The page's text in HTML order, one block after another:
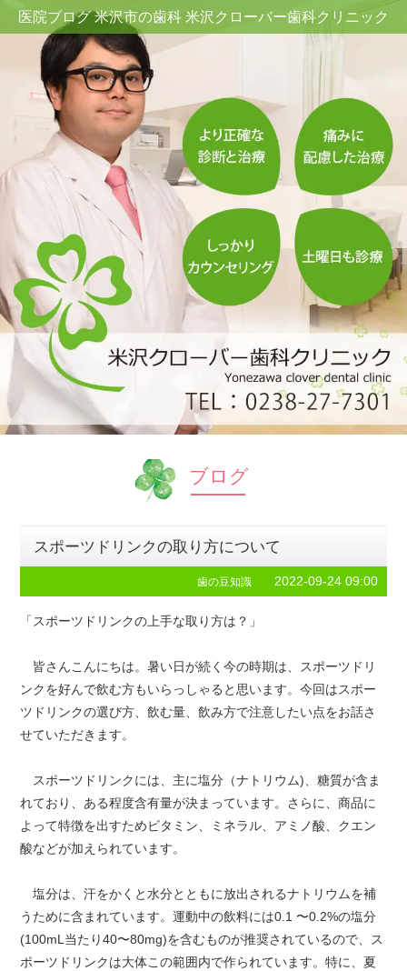
医院ブログ 米沢市の歯科 米沢クローバー歯科クリニック
ブログ
スポーツドリンクの取り方について
歯の豆知識 2022-09-24 09:00
「スポーツドリンクの上手な取り方は？」
皆さんこんにちは。暑い日が続く今の時期は、スポーツドリ
ンクを好んで飲む方もいらっしゃると思います。今回はスポー
ツドリンクの選び方、飲む量、飲み方で注意したい点をお話さ
せていただきます。
スポーツドリンクには、主に塩分（ナトリウム)、糖質が含ま
れており、ある程度含有量が決まっています。さらに、商品に
よって特徴を出すためビタミン、ミネラル、アミノ酸、クエン
酸などが加えられています。
塩分は、汗をかくと水分とともに放出されるナトリウムを補
うために含まれています。運動中の飲料には0.1 〜0.2%の塩分
(100mL当たり40〜80mg)を含むものが推奨されているので、ス
ポーツドリンクは大体この範囲内で作られています。特に、夏